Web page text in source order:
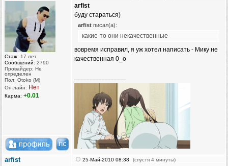
Стаж: 17 лет
Сообщений: 2790
Провайдер: Не
определен
Пол: Otoko (M)
Он-лайн: Нет
Карма: +0.01
arfist
буду стараться)
arfist писал(а):
какие-то они некачественные
вовремя исправил, я уж хотел написать - Мику не
качественная 0_о
arfist 25-Май-2010 08:38 (спустя 4 минуты)